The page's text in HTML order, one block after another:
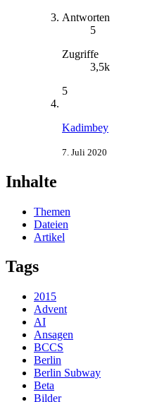
Antworten
5
Zugriffe
3,5k
5
Kadimbey
7. Juli 2020
Inhalte
Themen
Dateien
Artikel
Tags
2015
Advent
AI
Ansagen
BCCS
Berlin
Berlin Subway
Beta
Bilder